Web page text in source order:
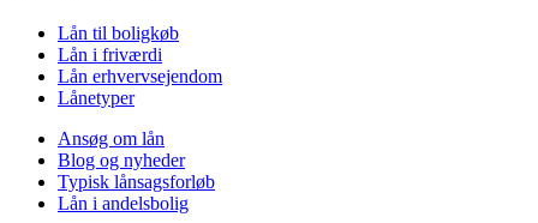
Lån til boligkøb
Lån i friværdi
Lån erhvervsejendom
Lånetyper
Ansøg om lån
Blog og nyheder
Typisk lånsagsforløb
Lån i andelsbolig